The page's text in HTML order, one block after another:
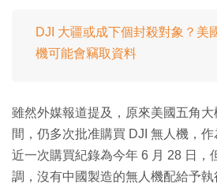
DJI 大疆或成下個封殺對象？美
機可能會竊取資料
雖然外媒報道提及，原來美國五角
間，仍多次批准購買 DJI 無人機，
近一次購買紀錄為今年 6 月 28 日，
調，沒有中國製造的無人機配給予